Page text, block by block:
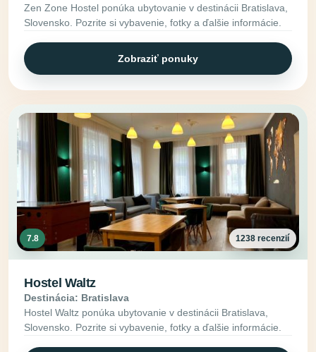
Zen Zone Hostel ponúka ubytovanie v destinácii Bratislava,
Slovensko. Pozrite si vybavenie, fotky a ďalšie informácie.
Zobraziť ponuky
7.8 1238 recenzií
Hostel Waltz
Destinácia: Bratislava
Hostel Waltz ponúka ubytovanie v destinácii Bratislava,
Slovensko. Pozrite si vybavenie, fotky a ďalšie informácie.